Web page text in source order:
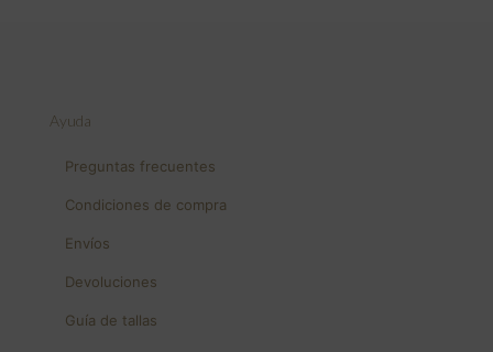
Ayuda
Preguntas frecuentes
Condiciones de compra
Envíos
Devoluciones
Guía de tallas